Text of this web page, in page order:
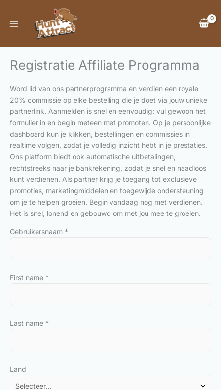
Registratie Affiliate Programma
Word lid van ons partnerprogramma en verdien een royale
20% commissie op elke bestelling die je doet via jouw unieke
partnerlink. Aanmelden is snel en eenvoudig: vul gewoon het
formulier in en begin meteen met promoten. Op je persoonlijke
dashboard kun je klikken, bestellingen en commissies in
realtime volgen, zodat je volledig inzicht hebt in je prestaties.
Ons platform biedt ook automatische uitbetalingen,
rechtstreeks naar je bankrekening, zodat je snel en naadloos
kunt verdienen. Als partner krijg je toegang tot exclusieve
promoties, marketingmiddelen en toegewijde ondersteuning
om je te helpen groeien. Begin vandaag nog met verdienen.
Het is snel, lonend en gebouwd om met jou mee te groeien.
Gebruikersnaam *
First name *
Last name *
Land